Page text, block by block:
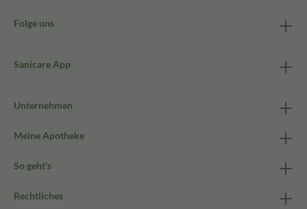
Folge uns
Sanicare App
Unternehmen
Meine Apotheke
So geht's
Rechtliches